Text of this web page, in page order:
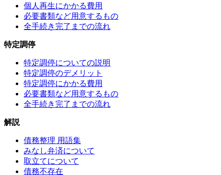
個人再生にかかる費用
必要書類など用意するもの
全手続き完了までの流れ
特定調停
特定調停についての説明
特定調停のデメリット
特定調停にかかる費用
必要書類など用意するもの
全手続き完了までの流れ
解説
債務整理 用語集
みなし弁済について
取立てについて
債務不存在